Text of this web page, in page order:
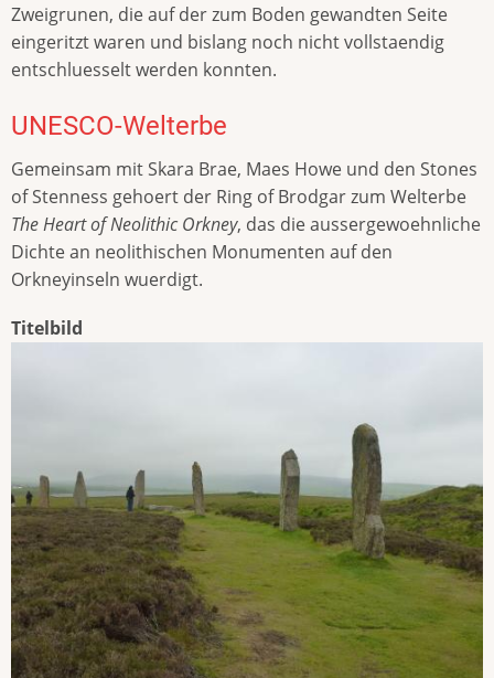
Zweigrunen, die auf der zum Boden gewandten Seite
eingeritzt waren und bislang noch nicht vollstaendig
entschluesselt werden konnten.
UNESCO-Welterbe
Gemeinsam mit Skara Brae, Maes Howe und den Stones
of Stenness gehoert der Ring of Brodgar zum Welterbe
The Heart of Neolithic Orkney, das die aussergewoehnliche
Dichte an neolithischen Monumenten auf den
Orkneyinseln wuerdigt.
Titelbild